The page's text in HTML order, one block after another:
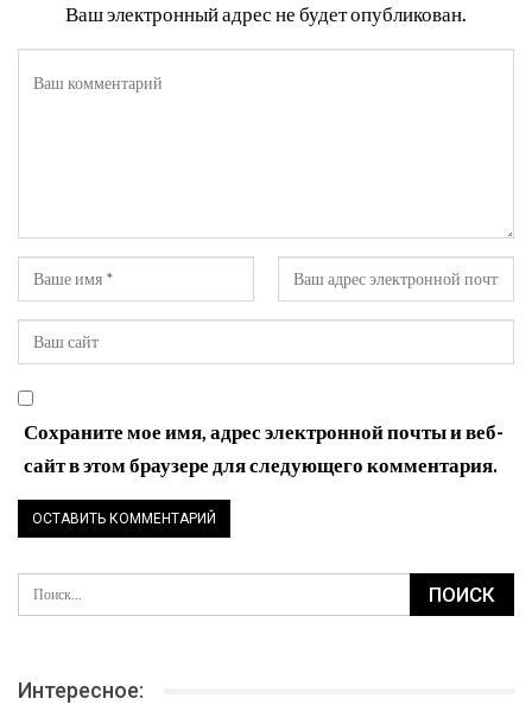
Ваш электронный адрес не будет опубликован.
Сохраните мое имя, адрес электронной почты и веб-
сайт в этом браузере для следующего комментария.
Интересное: